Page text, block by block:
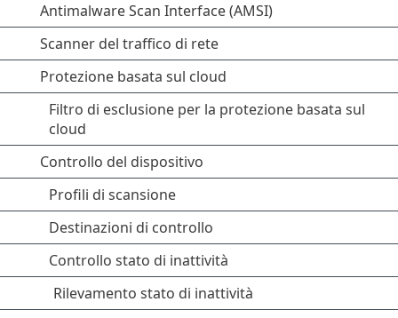
Antimalware Scan Interface (AMSI)
Scanner del traffico di rete
Protezione basata sul cloud
Filtro di esclusione per la protezione basata sul
cloud
Controllo del dispositivo
Profili di scansione
Destinazioni di controllo
Controllo stato di inattività
Rilevamento stato di inattività